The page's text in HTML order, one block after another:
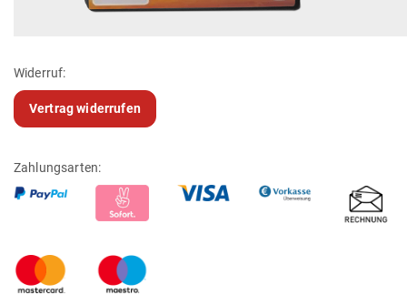
Widerruf:
Vertrag widerrufen
Zahlungsarten: